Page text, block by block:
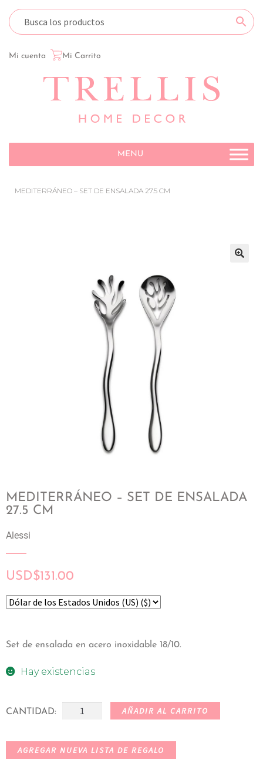
Mi cuenta Mi Carrito
MENU
MEDITERRÁNEO – SET DE ENSALADA 27.5 CM
MEDITERRÁNEO – SET DE ENSALADA
27.5 CM
Alessi
USD$131.00
Set de ensalada en acero inoxidable 18/10.
Hay existencias
CANTIDAD: AÑADIR AL CARRITO
AGREGAR NUEVA LISTA DE REGALO